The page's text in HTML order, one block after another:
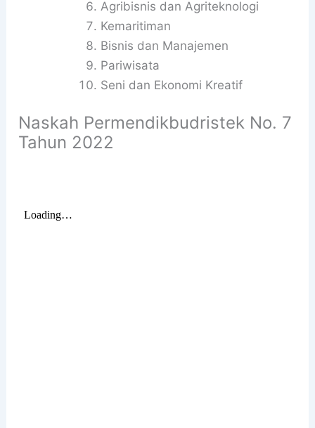
Agribisnis dan Agriteknologi
Kemaritiman
Bisnis dan Manajemen
Pariwisata
Seni dan Ekonomi Kreatif
Naskah Permendikbudristek No. 7
Tahun 2022